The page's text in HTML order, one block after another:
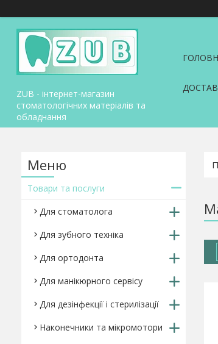
ZUB - інтернет-магазин
стоматологічних матеріалів та
обладнання
Товари та послуги
Для стоматолога
Для зубного техніка
Для ортодонта
Для манікюрного сервісу
Для дезінфекції і стерилізації
Наконечники та мікромотори